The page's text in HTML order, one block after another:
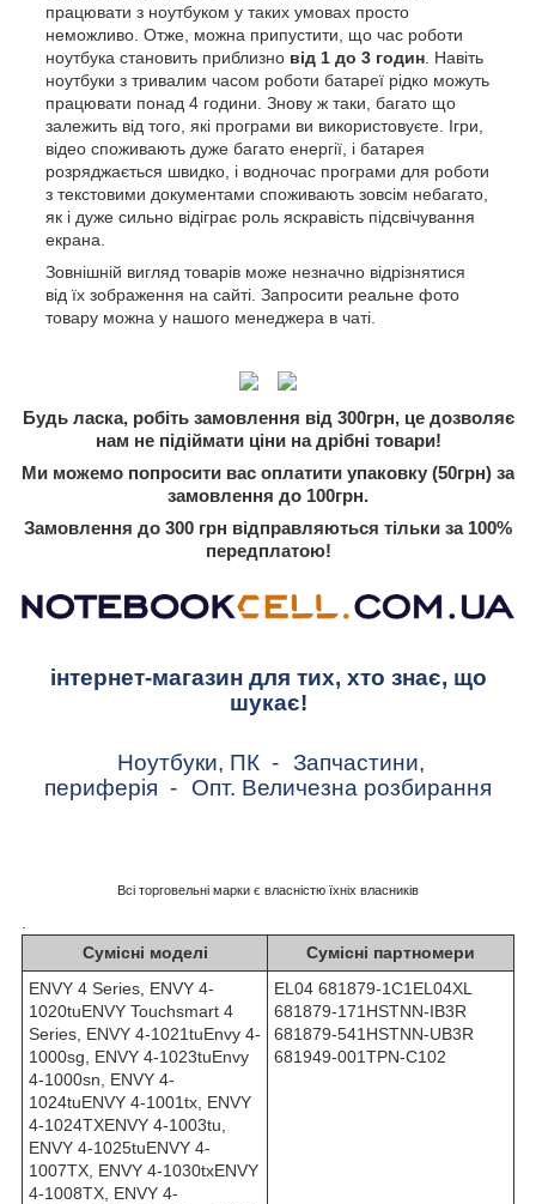
працювати з ноутбуком у таких умовах просто
неможливо. Отже, можна припустити, що час роботи
ноутбука становить приблизно від 1 до 3 годин . Навіть
ноутбуки з тривалим часом роботи батареї рідко можуть
працювати понад 4 години. Знову ж таки, багато що
залежить від того, які програми ви використовуєте. Ігри,
відео споживають дуже багато енергії, і батарея
розряджається швидко, і водночас програми для роботи
з текстовими документами споживають зовсім небагато,
як і дуже сильно відіграє роль яскравість підсвічування
екрана.
Зовнішній вигляд товарів може незначно відрізнятися
від їх зображення на сайті. Запросити реальне фото
товару можна у нашого менеджера в чаті.
Будь ласка, робіть замовлення від 300грн, це дозволяє
нам не підіймати ціни на дрібні товари!
Ми можемо попросити вас оплатити упаковку (50грн) за
замовлення до 100грн.
Замовлення до 300 грн відправляються тільки за 100%
передплатою!
інтернет-магазин для тих, хто знає, що
шукає!
Ноутбуки, ПК - Запчастини,
периферія - Опт. Величезна розбирання
Всі торговельні марки є власністю їхніх власників
Сумісні моделі
Сумісні партномери
ENVY 4 Series, ENVY 4-
1020tuENVY Touchsmart 4
Series, ENVY 4-1021tuEnvy 4-
1000sg, ENVY 4-1023tuEnvy
4-1000sn, ENVY 4-
1024tuENVY 4-1001tx, ENVY
4-1024TXENVY 4-1003tu,
ENVY 4-1025tuENVY 4-
1007TX, ENVY 4-1030txENVY
4-1008TX, ENVY 4-
EL04 681879-1C1EL04XL
681879-171HSTNN-IB3R
681879-541HSTNN-UB3R
681949-001TPN-C102